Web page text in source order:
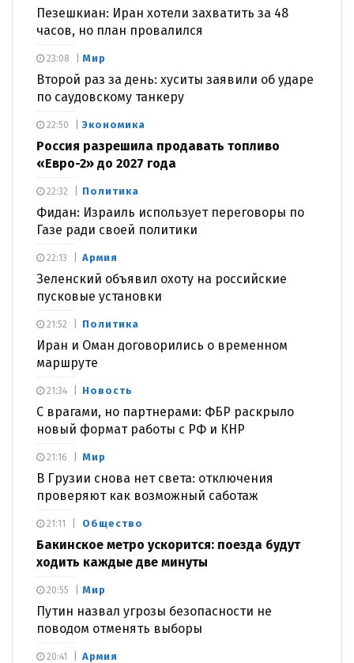
Пезешкиан: Иран хотели захватить за 48
часов, но план провалился
Мир
Второй раз за день: хуситы заявили об ударе
по саудовскому танкеру
23:08
Экономика
Россия разрешила продавать топливо
«Евро-2» до 2027 года
22:50
Политика
Фидан: Израиль использует переговоры по
Газе ради своей политики
22:32
Армия
Зеленский объявил охоту на российские
пусковые установки
22:13
Политика
Иран и Оман договорились о временном
маршруте
21:52
Новость
С врагами, но партнерами: ФБР раскрыло
новый формат работы с РФ и КНР
21:34
Мир
В Грузии снова нет света: отключения
проверяют как возможный саботаж
21:16
Общество
Бакинское метро ускорится: поезда будут
ходить каждые две минуты
21:11
Мир
Путин назвал угрозы безопасности не
поводом отменять выборы
20:55
Армия
20:41